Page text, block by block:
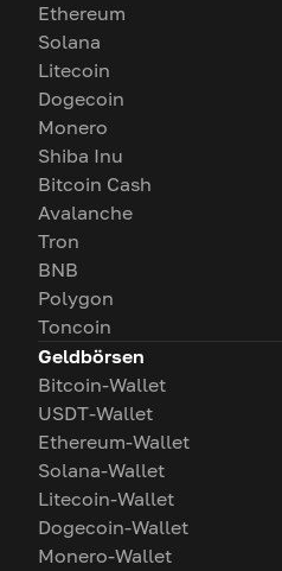
Ethereum
Solana
Litecoin
Dogecoin
Monero
Shiba Inu
Bitcoin Cash
Avalanche
Tron
BNB
Polygon
Toncoin
Geldbörsen
Bitcoin-Wallet
USDT-Wallet
Ethereum-Wallet
Solana-Wallet
Litecoin-Wallet
Dogecoin-Wallet
Monero-Wallet